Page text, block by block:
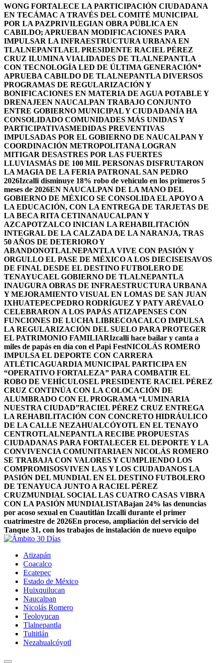
WONG FORTALECE LA PARTICIPACIÓN CIUDADANA
EN TECÁMAC A TRAVÉS DEL COMITÉ MUNICIPAL
POR LA PAZPRIVILEGIAN OBRA PÚBLICA EN
CABILDO; APRUEBAN MODIFICACIONES PARA
IMPULSAR LA INFRAESTRUCTURA URBANA EN
TLALNEPANTLAEL PRESIDENTE RACIEL PÉREZ
CRUZ ILUMINA VIALIDADES DE TLALNEPANTLA
CON TECNOLOGÍA LED DE ÚLTIMA GENERACIÓN*
APRUEBA CABILDO DE TLALNEPANTLA DIVERSOS
PROGRAMAS DE REGULARIZACIÓN Y
BONIFICACIONES EN MATERIA DE AGUA POTABLE Y
DRENAJEEN NAUCALPAN TRABAJO CONJUNTO
ENTRE GOBIERNO MUNICIPAL Y CIUDADANÍA HA
CONSOLIDADO COMUNIDADES MÁS UNIDAS Y
PARTICIPATIVASMEDIDAS PREVENTIVAS
IMPULSADAS POR EL GOBIERNO DE NAUCALPAN Y
COORDINACIÓN METROPOLITANA LOGRAN
MITIGAR DESASTRES POR LAS FUERTES
LLUVIASMÁS DE 100 MIL PERSONAS DISFRUTARON
LA MAGIA DE LA FERIA PATRONAL SAN PEDRO
2026Izcalli disminuye 18% robo de vehículo en los primeros 5
meses de 2026EN NAUCALPAN DE LA MANO DEL
GOBIERNO DE MÉXICO SE CONSOLIDA EL APOYO A
LA EDUCACIÓN, CON LA ENTREGA DE TARJETAS DE
LA BECA RITA CETINANAUCALPAN Y
AZCAPOTZALCO INICIAN LA REHABILITACIÓN
INTEGRAL DE LA CALZADA DE LA NARANJA, TRAS
50 AÑOS DE DETERIORO Y
ABANDONOTLALNEPANTLA VIVE CON PASIÓN Y
ORGULLO EL PASE DE MÉXICO A LOS DIECISEISAVOS
DE FINAL DESDE EL DESTINO FUTBOLERO DE
TENAYUCAEL GOBIERNO DE TLALNEPANTLA
INAUGURA OBRAS DE INFRAESTRUCTURA URBANA
Y MEJORAMIENTO VISUAL EN LOMAS DE SAN JUAN
IXHUATEPECPEDRO RODRÍGUEZ Y PATY ARÉVALO
CELEBRARON A LOS PAPÁS ATIZAPENSES CON
FUNCIONES DE LUCHA LIBRECOACALCO IMPULSA
LA REGULARIZACIÓN DEL SUELO PARA PROTEGER
EL PATRIMONIO FAMILIARIzcalli hace bailar y canta a
miles de papás en día con el Papi FestNICOLÁS ROMERO
IMPULSA EL DEPORTE CON CARRERA
ATLÉTICAGUARDIA MUNICIPAL PARTICIPA EN
“OPERATIVO FORTALEZA” PARA COMBATIR EL
ROBO DE VEHÍCULOSEL PRESIDENTE RACIEL PÉREZ
CRUZ CONTINÚA CON LA COLOCACIÓN DE
ALUMBRADO CON EL PROGRAMA “LUMINARIA
NUESTRA CIUDAD”RACIEL PÉREZ CRUZ ENTREGA
LA REHABILITACIÓN CON CONCRETO HIDRÁULICO
DE LA CALLE NEZAHUALCÓYOTL EN EL TENAYO
CENTROTLALNEPANTLA RECIBE PROPUESTAS
CIUDADANAS PARA FORTALECER EL DEPORTE Y LA
CONVIVENCIA COMUNITARIAEN NICOLÁS ROMERO
SE TRABAJA CON VALORES Y CUMPLIENDO LOS
COMPROMISOSVIVEN LAS Y LOS CIUDADANOS LA
PASIÓN DEL MUNDIAL EN EL DESTINO FUTBOLERO
DE TENAYUCA JUNTO A RACIEL PÉREZ
CRUZMUNDIAL SOCIAL LAS CUATRO CASAS VIBRA
CON LA PASIÓN MUNDIALISTABajan 24% las denuncias
por acoso sexual en Cuautitlán Izcalli durante el primer
cuatrimestre de 2026En proceso, ampliación del servicio del
Tanque 31, con los trabajos de instalación de nuevo equipo
Atizapán
Coacalco
Ecatepec
Estado de México
Huixquilucan
Naucalpan
Nicolás Romero
Teoloyucan
Tlalnepantla
Tultitlán
Nezahualcóyotl